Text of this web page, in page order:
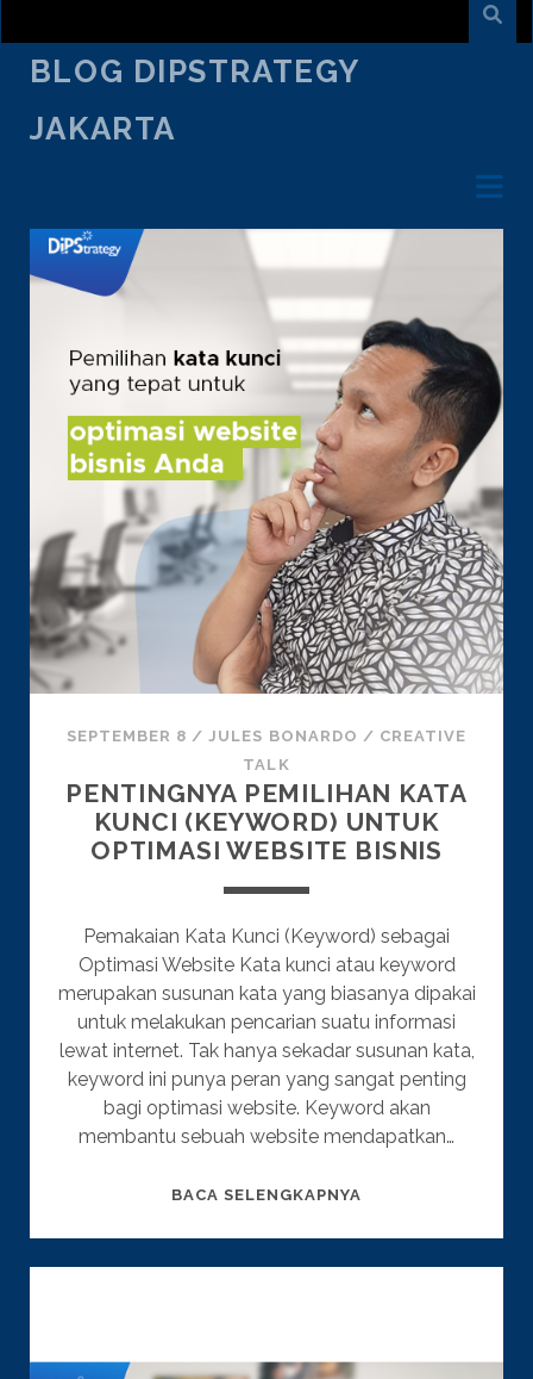
BLOG DIPSTRATEGY
JAKARTA
SEPTEMBER 8 /JULES BONARDO / CREATIVE
TALK
PENTINGNYA PEMILIHAN KATA
KUNCI (KEYWORD) UNTUK
OPTIMASI WEBSITE BISNIS
Pemakaian Kata Kunci (Keyword) sebagai
Optimasi Website Kata kunci atau keyword
merupakan susunan kata yang biasanya dipakai
untuk melakukan pencarian suatu informasi
lewat internet. Tak hanya sekadar susunan kata,
keyword ini punya peran yang sangat penting
bagi optimasi website. Keyword akan
membantu sebuah website mendapatkan…
BACA SELENGKAPNYA
OPTIMASI